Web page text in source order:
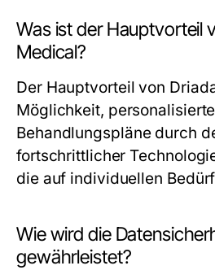
Was ist der Hauptvorteil
Medical?
Der Hauptvorteil von
Möglichkeit, personalisierte
Behandlungspläne durch
fortschrittlicher
die auf individuellen
Wie wird die
gewährleistet?